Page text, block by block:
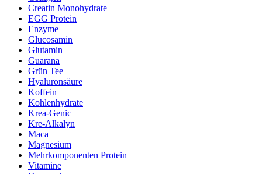
Creatin Monohydrate
EGG Protein
Enzyme
Glucosamin
Glutamin
Guarana
Grün Tee
Hyaluronsäure
Koffein
Kohlenhydrate
Krea-Genic
Kre-Alkalyn
Maca
Magnesium
Mehrkomponenten Protein
Vitamine